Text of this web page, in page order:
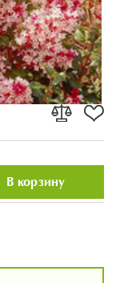
В корзину